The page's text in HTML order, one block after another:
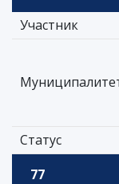
Участник
Статус
77